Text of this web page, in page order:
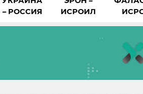
– РОССИЯ
ИСРОИЛ